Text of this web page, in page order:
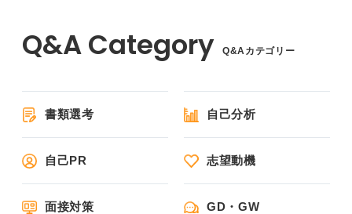
Q&Aカテゴリー
書類選考 自己分析
自己PR 志望動機
面接対策 GD・GW